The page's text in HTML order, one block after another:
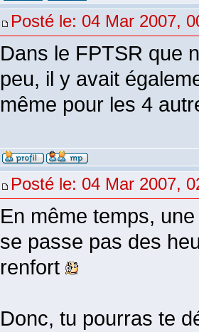
Posté le: 04 Mar 2007,
Dans le FPTSR que
peu, il y avait
même pour les 4
Posté le: 04 Mar 2007,
En même temps,
se passe pas des
renfort
Donc, tu pourras te